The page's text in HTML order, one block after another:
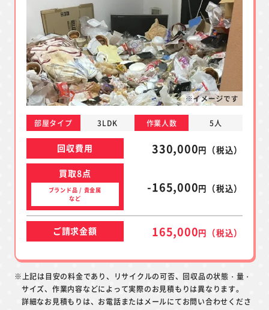
部屋タイプ 3LDK 作業人数 5人
回収費用 330,000円（税込）
買取8点
ブランド品 / 貴金属
など
-165,000円（税込）
ご請求金額 165,000円（税込）
※上記は目安の料金であり、リサイクルの可否、回収品の状態・量・
サイズ、作業内容などによって実際のお見積もりは異なります。
詳細なお見積もりは、お電話またはメールにてお問い合わせくださ